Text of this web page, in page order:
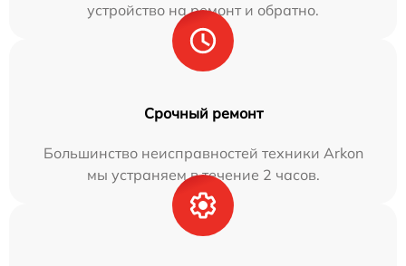
устройство на ремонт и обратно.
Срочный ремонт
Большинство неисправностей техники Arkon
мы устраняем в течение 2 часов.